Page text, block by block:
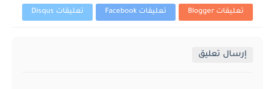
تعليقات Blogger تعليقات Facebook تعليقات Disqus
إرسال تعليق